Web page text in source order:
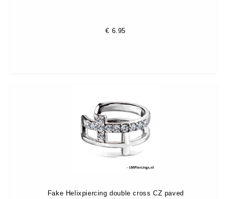
€ 6.95
Fake Helixpiercing double cross CZ paved